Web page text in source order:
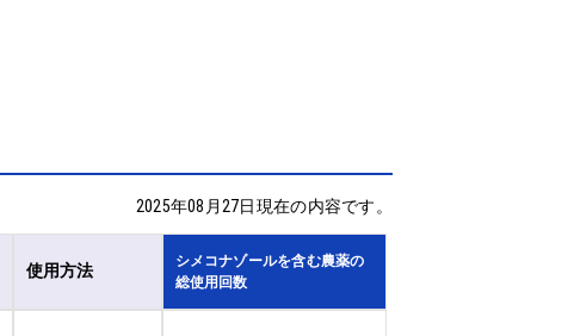
2025年08月27日現在の内容です。
使用方法
シメコナゾールを含む農薬の
総使用回数